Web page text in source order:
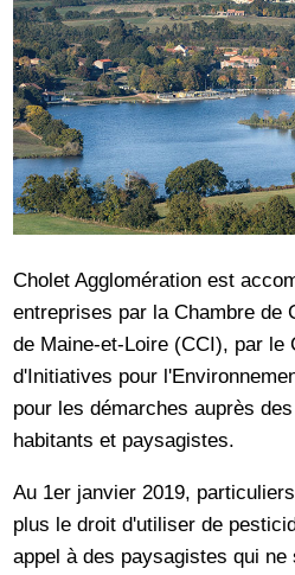
Cholet Agglomération est
entreprises par la Chambre de
de Maine-et-Loire (CCI), par le
d'Initiatives pour
pour les démarches auprès
habitants et paysagistes.
Au 1er janvier 2019,
plus le droit d'utiliser de
appel à des paysagistes qui ne